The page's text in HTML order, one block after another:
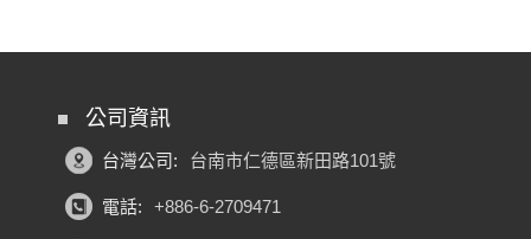
公司資訊
台灣公司: 台南市仁德區新田路101號
電話: +886-6-2709471